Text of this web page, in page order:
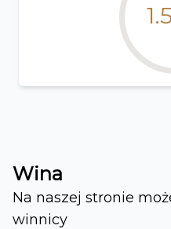
Wina
Na naszej stronie
winnicy